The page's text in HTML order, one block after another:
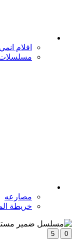
افلام انمي
مصارعه
خريطة
0
5